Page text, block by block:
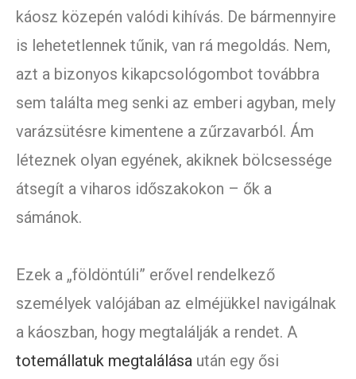
káosz közepén valódi kihívás. De bármennyire
is lehetetlennek tűnik, van rá megoldás. Nem,
azt a bizonyos kikapcsológombot továbbra
sem találta meg senki az emberi agyban, mely
varázsütésre kimentene a zűrzavarból. Ám
léteznek olyan egyének, akiknek bölcsessége
átsegít a viharos időszakokon – ők a
sámánok.
Ezek a „földöntúli” erővel rendelkező
személyek valójában az elméjükkel navigálnak
a káoszban, hogy megtalálják a rendet. A
totemállatuk megtalálása után egy ősi